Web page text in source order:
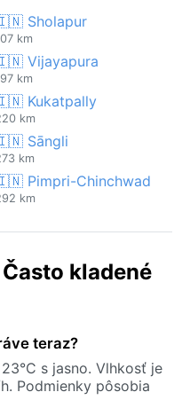
Sholapur
km
Vijayapura
km
Kukatpally
km
Sāngli
km
Pimpri-Chinchwad
km
kladené
teraz?
s jasno. Vlhkosť je
Podmienky pôsobia